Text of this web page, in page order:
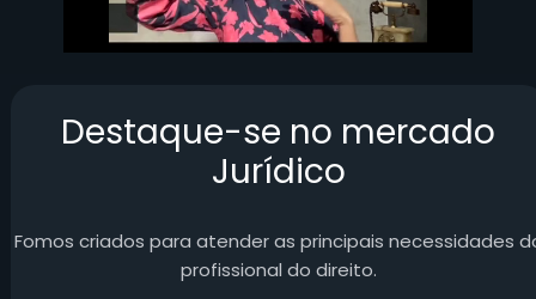
Destaque-se no mercado
Jurídico
Fomos criados para atender as principais necessidades
profissional do direito.